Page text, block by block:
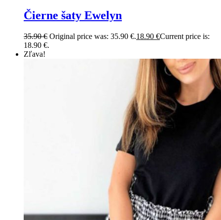
Čierne šaty Ewelyn
35.90€ Original price was: 35.90 €.18.90 €Current price is:
18.90 €.
Zľava!